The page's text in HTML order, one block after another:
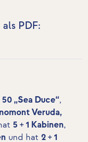
PDF:
„Sea Duce“,
Veruda,
5 + 1 Kabinen,
und hat 2 + 1